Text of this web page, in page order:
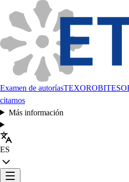
Examen de autoríasTEXOROBITESO
citarnos
Más información
ES